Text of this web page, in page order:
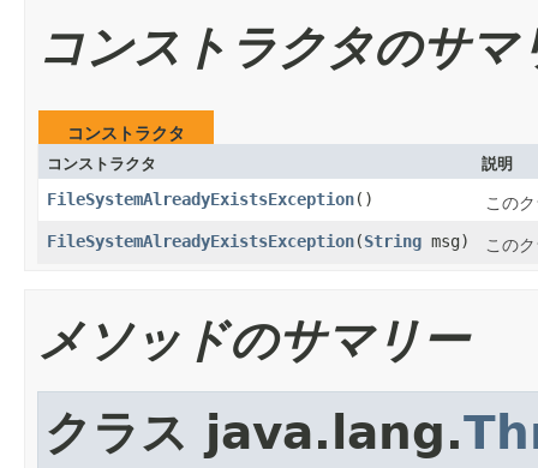
コンストラクタのサマ
コンストラクタ
コンストラクタ 説明
FileSystemAlreadyExistsException()
この
FileSystemAlreadyExistsException(String msg) この
メソッドのサマリー
クラス java.lang.